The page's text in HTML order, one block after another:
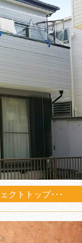
クトトップ･･･